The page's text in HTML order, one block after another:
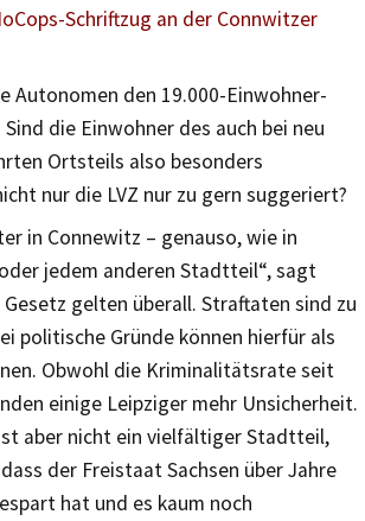
Schriftzug an der Connwitzer
Autonomen den 19.000-Einwohner-
die Einwohner des auch bei neu
Ortsteils also besonders
nur die LVZ nur zu gern suggeriert?
in Connewitz – genauso, wie in
jedem anderen Stadtteil“, sagt
Gesetz gelten überall. Straftaten sind zu
politische Gründe können hierfür als
Obwohl die Kriminalitätsrate seit
einige Leipziger mehr Unsicherheit.
aber nicht ein vielfältiger Stadtteil,
der Freistaat Sachsen über Jahre
hat und es kaum noch